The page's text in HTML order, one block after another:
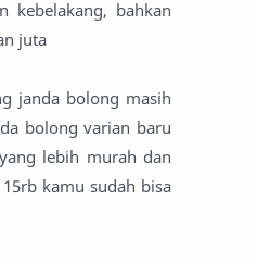
kebelakang, bahkan
juta
janda bolong masih
bolong varian baru
lebih murah dan
kamu sudah bisa